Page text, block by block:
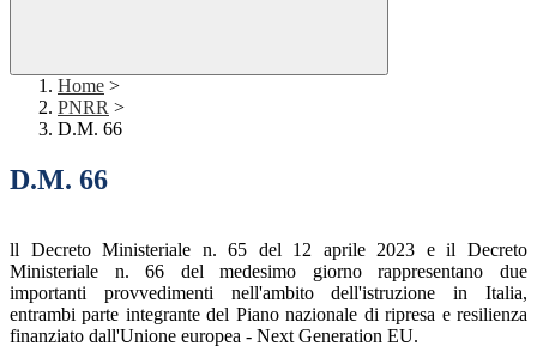
Home >
PNRR >
D.M. 66
D.M. 66
ll Decreto Ministeriale n. 65 del 12 aprile 2023 e il Decreto
Ministeriale n. 66 del medesimo giorno rappresentano due
importanti provvedimenti nell'ambito dell'istruzione in Italia,
entrambi parte integrante del Piano nazionale di ripresa e resilienza
finanziato dall'Unione europea - Next Generation EU.